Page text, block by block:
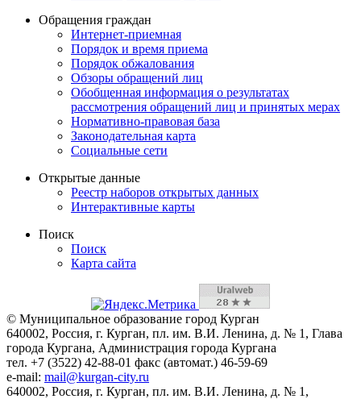
Обращения граждан
Интернет-приемная
Порядок и время приема
Порядок обжалования
Обзоры обращений лиц
Обобщенная информация о результатах
рассмотрения обращений лиц и принятых мерах
Нормативно-правовая база
Законодательная карта
Социальные сети
Открытые данные
Реестр наборов открытых данных
Интерактивные карты
Поиск
Поиск
Карта сайта
© Муниципальное образование город Курган
640002, Россия, г. Курган, пл. им. В.И. Ленина, д. № 1, Глава
города Кургана, Администрация города Кургана
тел. +7 (3522) 42-88-01 факс (автомат.) 46-59-69
e-mail: mail@kurgan-city.ru
640002, Россия, г. Курган, пл. им. В.И. Ленина, д. № 1,